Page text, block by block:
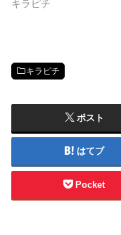
キラピチ
キラピチ
ポスト
はてブ
Pocket